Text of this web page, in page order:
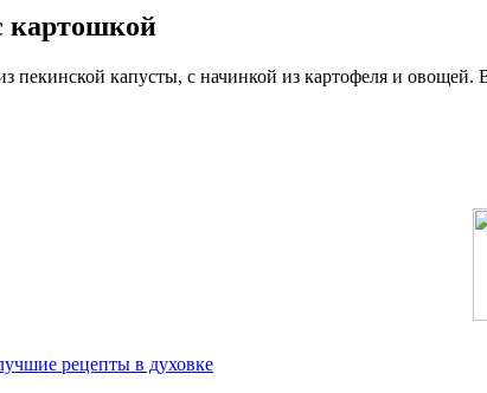
картошкой
пекинской капусты, с начинкой из картофеля и
рецепты в духовке